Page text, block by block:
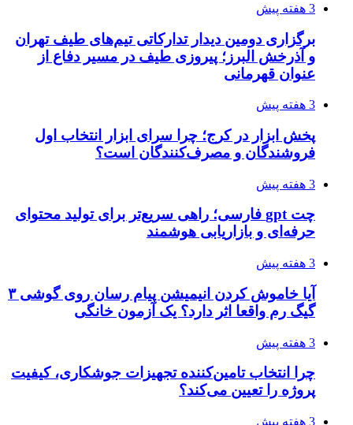
3 هفته پیش
برگزاری دومین دیدار تدارکاتی تیم‌های طیف تهران
و آذرخش البرز؛ پیروزی طیف در مسیر دفاع از
عنوان قهرمانی
3 هفته پیش
پخش ابزار در کرج؛ چرا سرای ابزار انتخاب اول
فروشندگان و مصرف‌کنندگان است؟
3 هفته پیش
چت gpt فارسی؛ راهی سریع‌تر برای تولید محتوای
حرفه‌ای و بازاریابی هوشمند
3 هفته پیش
آیا خاموش کردن انیمیشن پیام رسان روی گوشی ۳
گیگ رم واقعا اثر دارد؟ یک آزمون خانگی
3 هفته پیش
چرا انتخاب تامین‌کننده تجهیزات جوشکاری، کیفیت
پروژه را تعیین می‌کند؟
3 هفته پیش